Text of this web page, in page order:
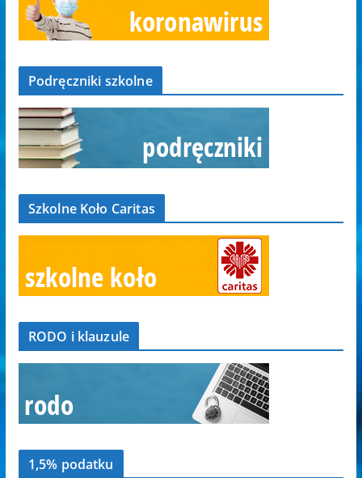
Podręczniki szkolne
Szkolne Koło Caritas
RODO i klauzule
1,5% podatku